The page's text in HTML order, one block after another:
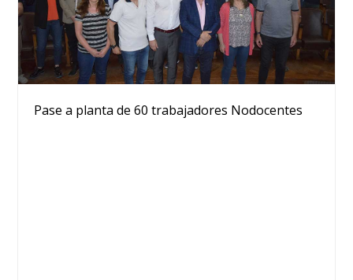
Pase a planta de 60 trabajadores Nodocentes